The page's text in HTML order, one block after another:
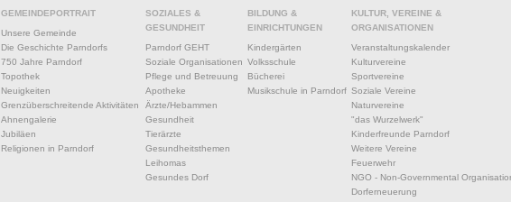
GEMEINDEPORTRAIT
Unsere Gemeinde
Die Geschichte Parndorfs
750 Jahre Parndorf
Topothek
Neuigkeiten
Grenzüberschreitende Aktivitäten
Ahnengalerie
Jubiläen
Religionen in Parndorf
SOZIALES &
GESUNDHEIT
Parndorf GEHT
Soziale Organisationen
Pflege und Betreuung
Apotheke
Ärzte/Hebammen
Gesundheit
Tierärzte
Gesundheitsthemen
Leihomas
Gesundes Dorf
BILDUNG &
EINRICHTUNGEN
Kindergärten
Volksschule
Bücherei
Musikschule in Parndorf
KULTUR, VEREINE &
ORGANISATIONEN
Veranstaltungskalender
Kulturvereine
Sportvereine
Soziale Vereine
Naturvereine
"das Wurzelwerk"
Kinderfreunde Parndorf
Weitere Vereine
Feuerwehr
NGO - Non-Governmental
Dorferneuerung